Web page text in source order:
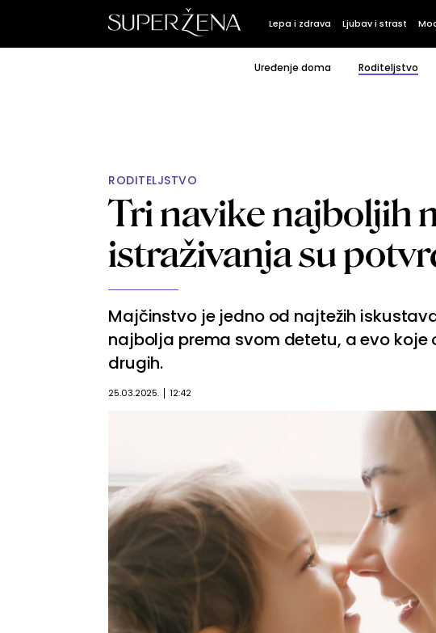
Lepa i zdrava Ljubav i strast
Uređenje doma Roditeljstvo
RODITELJSTVO
Tri navike najboljih
istraživanja su
Majčinstvo je jedno od najtežih
najbolja prema svom detetu, a evo
drugih.
25.03.2025. 12:42